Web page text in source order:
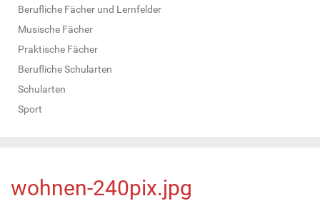
Berufliche Fächer und Lernfelder
Musische Fächer
Praktische Fächer
Berufliche Schularten
Schularten
Sport
wohnen-240pix.jpg